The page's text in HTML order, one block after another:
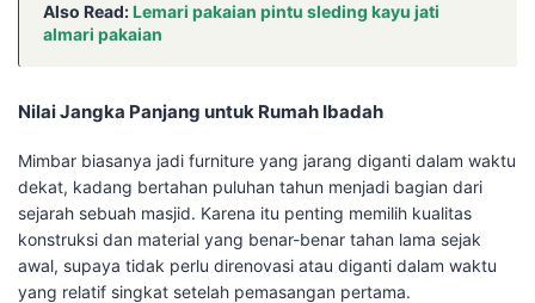
Also Read:Lemari pakaian pintu sleding kayu jati
almari pakaian
Nilai Jangka Panjang untuk Rumah Ibadah
Mimbar biasanya jadi furniture yang jarang diganti dalam waktu
dekat, kadang bertahan puluhan tahun menjadi bagian dari
sejarah sebuah masjid. Karena itu penting memilih kualitas
konstruksi dan material yang benar-benar tahan lama sejak
awal, supaya tidak perlu direnovasi atau diganti dalam waktu
yang relatif singkat setelah pemasangan pertama.